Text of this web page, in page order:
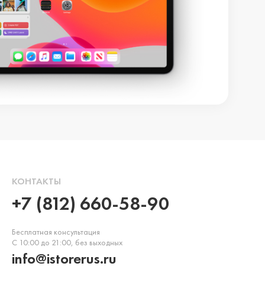
КОНТАКТЫ
+7 (812) 660-58-90
Бесплатная консультация
С 10:00 до 21:00, без выходных
info@istorerus.ru